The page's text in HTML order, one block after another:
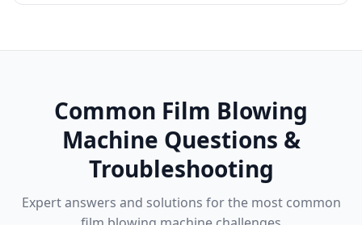
Common Film Blowing
Machine Questions &
Troubleshooting
Expert answers and solutions for the most common